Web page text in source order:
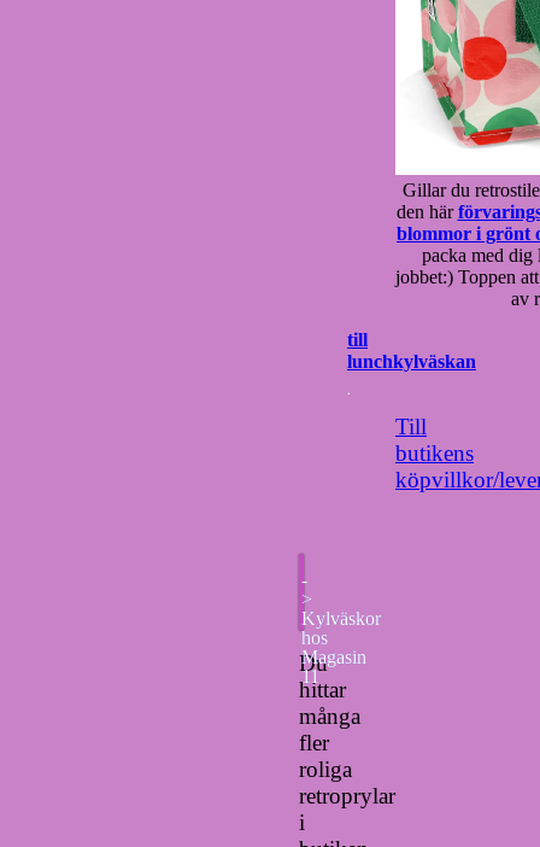
Gillar du
den här
blommor i grönt
packa med dig
jobbet:) Toppen
av
till
lunchkylväskan
Till
butikens
köpvillkor/
-
>
Kylväskor
hos
Magasin
11
Du
hittar
många
fler
roliga
retroprylar
i